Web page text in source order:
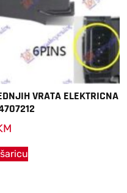
VRATA ELEKTRICNA